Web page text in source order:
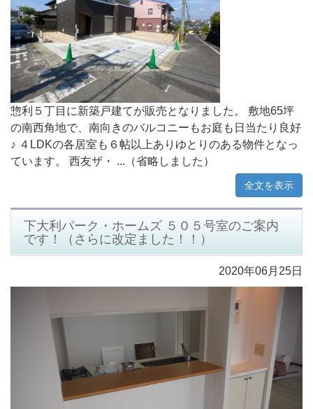
惣利５丁目に新築戸建てが販売となりました。 敷地65坪
の南西角地で、南向きのバルコニーもお庭も日当たり良好
♪ ４LDKの各居室も６帖以上ありゆとりのある物件となっ
ています。 西友ザ・ ...（省略しました）
全文を表示
下大利パーク・ホームズ ５０５号室のご案内
です！（さらに改定ました！！）
2020年06月25日